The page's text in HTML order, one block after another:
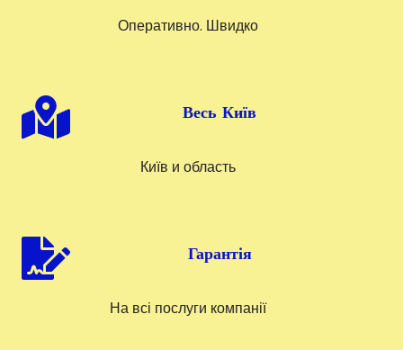
Оперативно. Швидко
Весь Київ
Київ и область
Гарантія
На всі послуги компанії